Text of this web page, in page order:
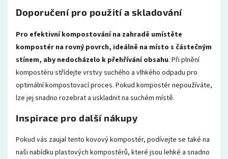
Doporučení pro použití a skladování
Pro efektivní kompostování na zahradě umístěte
kompostér na rovný povrch, ideálně na místo s částečným
stínem, aby nedocházelo k přehřívání obsahu. Při plnění
kompostéru střídejte vrstvy suchého a vlhkého odpadu pro
optimální kompostovací proces. Pokud kompostér nepoužíváte,
lze jej snadno rozebrat a uskladnit na suchém místě.
Inspirace pro další nákupy
Pokud vás zaujal tento kovový kompostér, podívejte se také na
naši nabídku plastových kompostérů, které jsou lehké a snadno